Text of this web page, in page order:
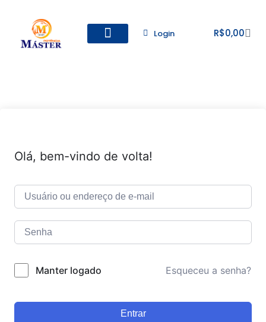
Login R$0,00
Olá, bem-vindo de volta!
Manter logado Esqueceu a senha?
Entrar